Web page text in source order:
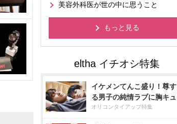
美容外科医が世の中に思うこと
もっと見る
イケメンてんこ盛り！尊
る男子の純情ラブに胸キ
オリコンタイアップ特集